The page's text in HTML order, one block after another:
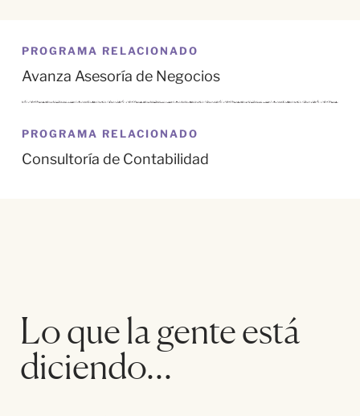
PROGRAMA RELACIONADO
Avanza Asesoría de Negocios
PROGRAMA RELACIONADO
Consultoría de Contabilidad
Lo que la gente está
diciendo…